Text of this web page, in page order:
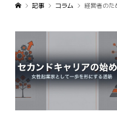
記事 コラム 経営者のた